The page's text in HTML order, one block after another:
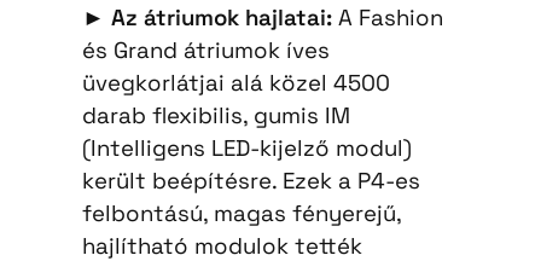
► Az átriumok hajlatai: A Fashion
és Grand átriumok íves
üvegkorlátjai alá közel 4500
darab flexibilis, gumis IM
(Intelligens LED-kijelző modul)
került beépítésre. Ezek a P4-es
felbontású, magas fényerejű,
hajlítható modulok tették